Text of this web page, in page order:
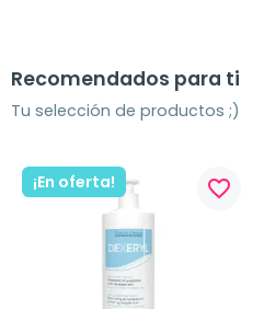
Recomendados para ti
Tu selección de productos ;)
¡En oferta! favorite_border